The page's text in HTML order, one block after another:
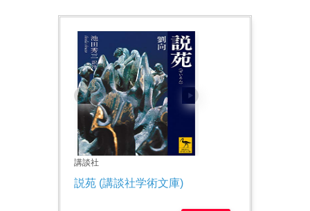
講談社
説苑 (講談社学術文庫)